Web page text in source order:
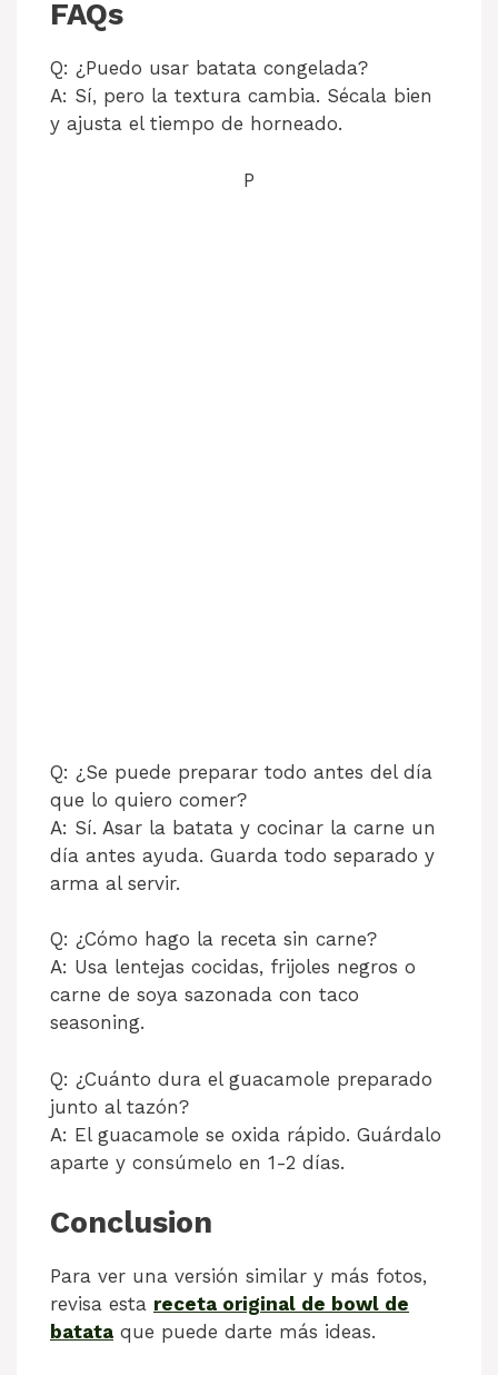
FAQs
Q: ¿Puedo usar batata congelada?
A: Sí, pero la textura cambia. Sécala bien
y ajusta el tiempo de horneado.
P
Q: ¿Se puede preparar todo antes del día
que lo quiero comer?
A: Sí. Asar la batata y cocinar la carne un
día antes ayuda. Guarda todo separado y
arma al servir.
Q: ¿Cómo hago la receta sin carne?
A: Usa lentejas cocidas, frijoles negros o
carne de soya sazonada con taco
seasoning.
Q: ¿Cuánto dura el guacamole preparado
junto al tazón?
A: El guacamole se oxida rápido. Guárdalo
aparte y consúmelo en 1-2 días.
Conclusion
Para ver una versión similar y más fotos,
revisa esta receta original de bowl de
batata que puede darte más ideas.